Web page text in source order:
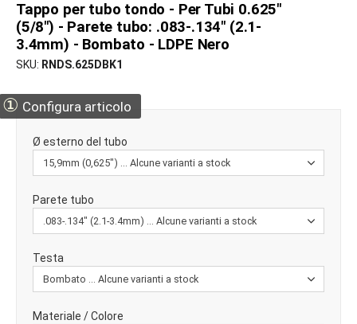
Tappo per tubo tondo - Per Tubi 0.625"
(5/8") - Parete tubo: .083-.134" (2.1-
3.4mm) - Bombato - LDPE Nero
SKU RNDS.625DBK1
① Configura articolo
Ø esterno del tubo
Parete tubo
Testa
Materiale / Colore